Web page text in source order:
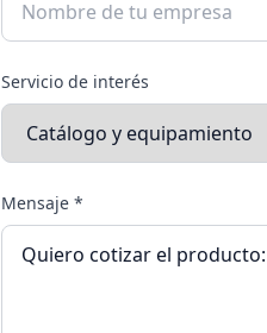
Servicio de interés
Mensaje *